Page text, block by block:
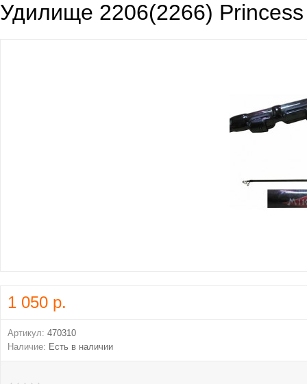
Удилище 2206(2266)
1 050 р.
Артикул: 470310
Наличие: Есть в наличии